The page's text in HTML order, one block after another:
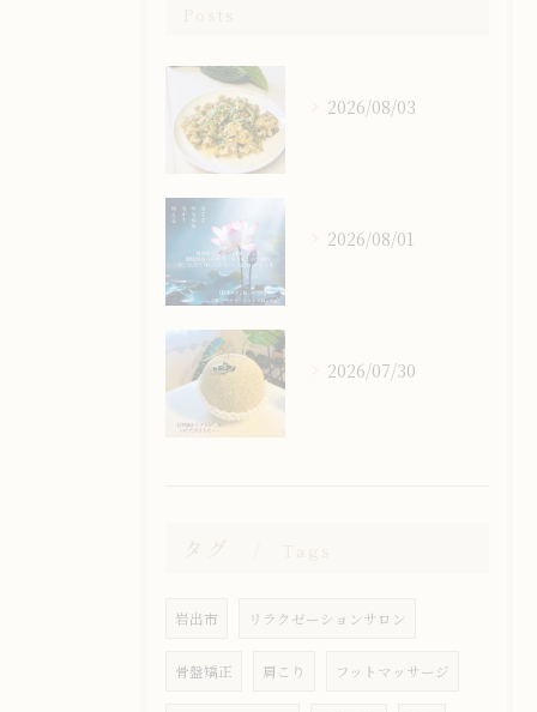
2026/08/03
2026/08/01
2026/07/30
岩出市 リラクゼーションサロン
骨盤矯正 肩こり フットマッサージ